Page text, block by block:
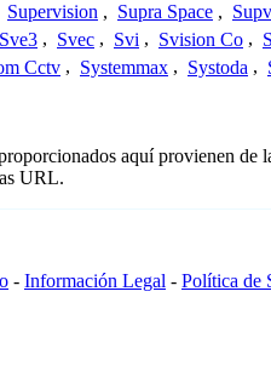
Supervision , Supra Space ,
Sve3 , Svec , Svi , Svision Co ,
Cctv , Systemmax , Systoda ,
aquí provienen de
URL.
- Información Legal - Política de